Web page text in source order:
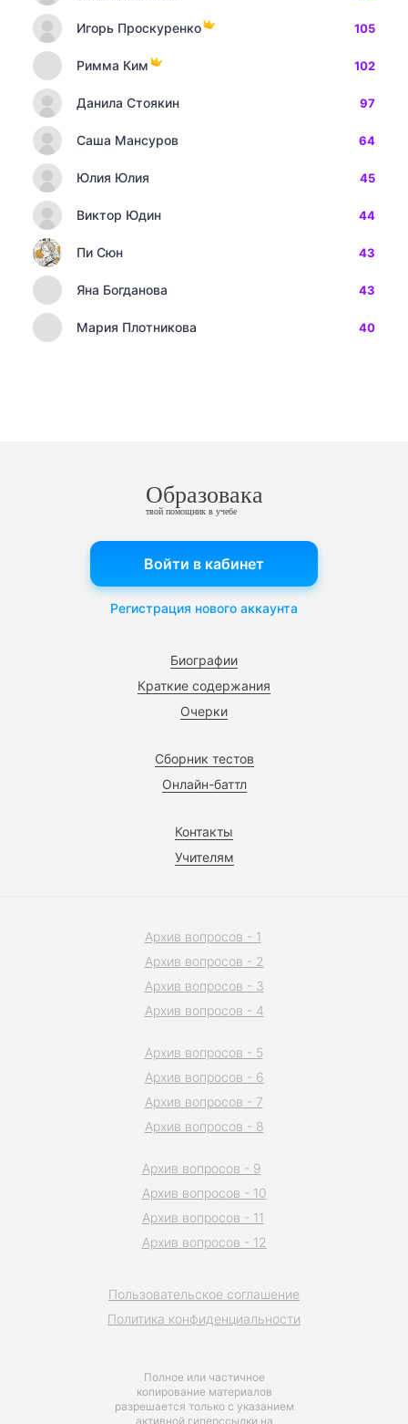
Игорь Проскуренко 105
Римма Ким 102
Данила Стоякин 97
Саша Мансуров 64
Юлия Юлия 45
Виктор Юдин 44
Пи Сюн 43
Яна Богданова 43
Мария Плотникова 40
Образовака
твой помощник в учебе
Биографии
Краткие содержания
Очерки
Сборник тестов
Онлайн-баттл
Контакты
Учителям
Войти в кабинет
Регистрация нового аккаунта
Полное или частичное
копирование материалов
разрешается только с указанием
активной гиперссылки на
Пользовательское соглашение
Политика конфиденциальности
Архив вопросов - 1
Архив вопросов - 2
Архив вопросов - 3
Архив вопросов - 4
Архив вопросов - 5
Архив вопросов - 6
Архив вопросов - 7
Архив вопросов - 8
Архив вопросов - 9
Архив вопросов - 10
Архив вопросов - 11
Архив вопросов - 12